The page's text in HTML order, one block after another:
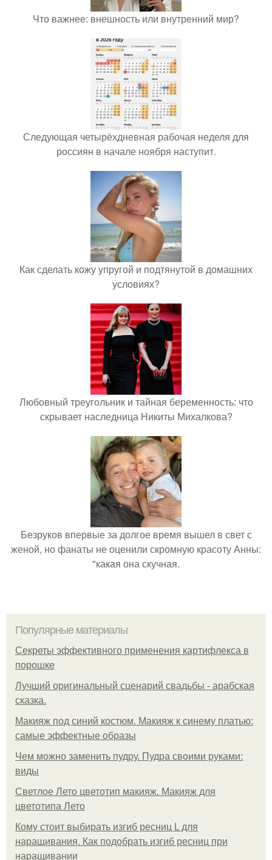
Что важнее: внешность или внутренний мир?
Следующая четырёхдневная рабочая неделя для
россиян в начале ноября наступит.
Как сделать кожу упругой и подтянутой в домашних
условиях?
Любовный треугольник и тайная беременность: что
скрывает наследница Никиты Михалкова?
Безруков впервые за долгое время вышел в свет с
женой, но фанаты не оценили скромную красоту Анны:
"какая она скучная.
Популярные материалы
Секреты эффективного применения картифлекса в
порошке
Лучший оригинальный сценарий свадьбы - арабская
сказка.
Макияж под синий костюм. Макияж к синему платью:
самые эффектные образы
Чем можно заменить пудру. Пудра своими руками:
виды
Светлое Лето цветотип макияж. Макияж для
цветотипа Лето
Кому стоит выбирать изгиб ресниц L для
наращивания. Как подобрать изгиб ресниц при
наращивании